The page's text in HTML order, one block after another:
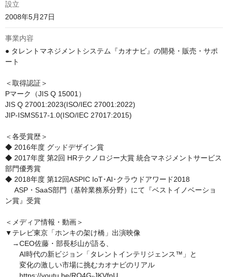
設立
2008年5月27日
事業内容
● タレントマネジメントシステム『カオナビ』の開発・販売・サポ
ート
＜取得認証＞
Pマーク（JIS Q 15001）
JIS Q 27001:2023(ISO/IEC 27001:2022)
JIP-ISMS517-1.0(ISO/IEC 27017:2015)
＜各受賞歴＞
◆ 2016年度 グッドデザイン賞
◆ 2017年度 第2回 HRテクノロジー大賞 統合マネジメントサービス
部門優秀賞
◆ 2018年度 第12回ASPIC IoT･AI･クラウドアワード2018
ASP・SaaS部門（基幹業務系分野）にて『ベストイノベーショ
ン賞』受賞
＜メディア情報・動画＞
▼テレビ東京「ホンキの架け橋」出演映像
→CEO佐藤・部長杉山が語る、
AI時代の新ビジョン「タレントインテリジェンス™」と
変化の激しい市場に挑むカオナビのリアル